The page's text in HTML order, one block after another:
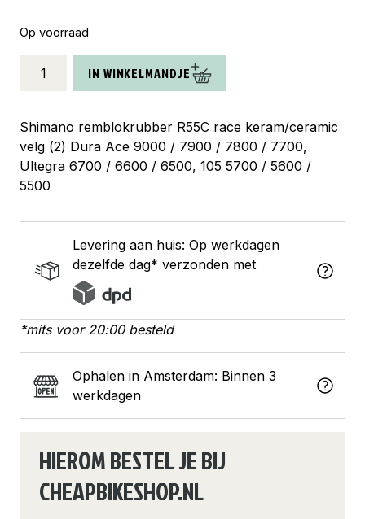
Op voorraad
remblokrubber
keram
(2)
aantal
IN WINKELMANDJE
Shimano remblokrubber R55C race keram/ceramic
velg (2) Dura Ace 9000 / 7900 / 7800 / 7700,
Ultegra 6700 / 6600 / 6500, 105 5700 / 5600 /
5500
Levering aan huis: Op werkdagen
dezelfde dag* verzonden met
*mits voor 20:00 besteld
Ophalen in Amsterdam: Binnen 3
werkdagen
HIEROM BESTEL JE BIJ
CHEAPBIKESHOP.NL